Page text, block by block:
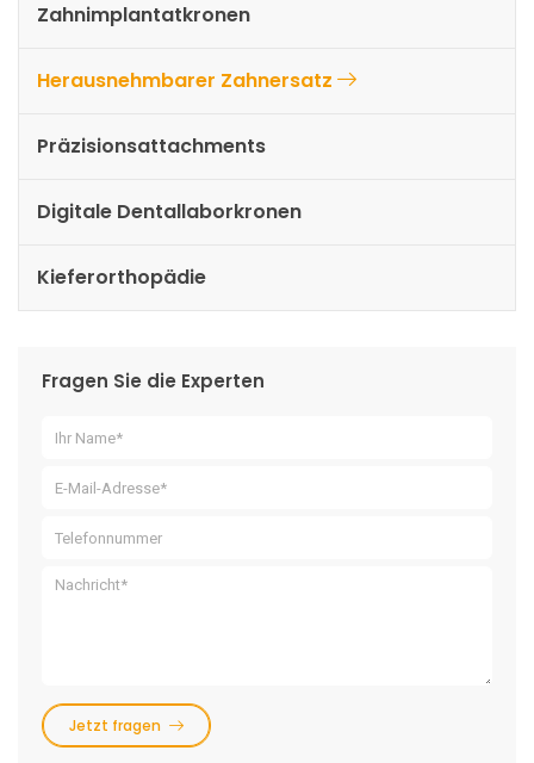
Zahnimplantatkronen
Herausnehmbarer Zahnersatz
Präzisionsattachments
Digitale Dentallaborkronen
Kieferorthopädie
Fragen Sie die Experten
Jetzt fragen